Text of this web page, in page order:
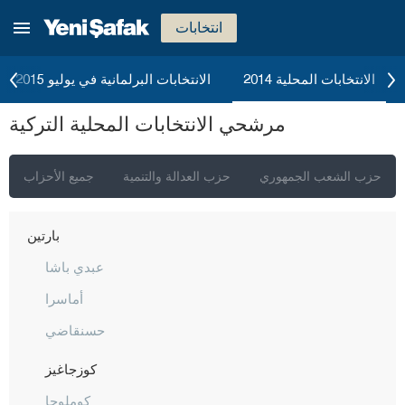
انتخابات
الانتخابات البرلمانية في يوليو 2015 الانتخابات المحلية 2014
مرشحي الانتخابات المحلية التركية
جميع الأحزاب حزب العدالة والتنمية حزب الشعب الجمهوري
أماصيا
أنطاليا
أرداهان
أرتفين
بالق أسير
بارتين
عبدي باشا
أماسرا
حسنقاضي
كوزجاغيز
كوملوجا